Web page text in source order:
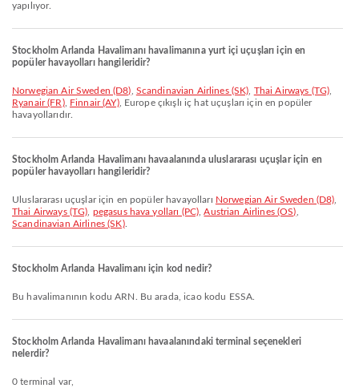
yapılıyor.
Stockholm Arlanda Havalimanı havalimanına yurt içi uçuşları için en
popüler havayolları hangileridir?
Norwegian Air Sweden (D8) Scandinavian Airlines (SK) Thai Airways (TG)
Ryanair (FR), Finnair (AY), Europe çıkışlı iç hat uçuşları için en popüler
havayollarıdır.
Stockholm Arlanda Havalimanı havaalanında uluslararası uçuşlar için en
popüler havayolları hangileridir?
Uluslararası uçuşlar için en popüler havayolları Norwegian Air Sweden (D8)
Thai Airways (TG) pegasus hava yolları (PC) ,Austrian Airlines (OS)
Scandinavian Airlines (SK).
Stockholm Arlanda Havalimanı için kod nedir?
Bu havalimanının kodu ARN. Bu arada, icao kodu ESSA.
Stockholm Arlanda Havalimanı havaalanındaki terminal seçenekleri
nelerdir?
0 terminal var,